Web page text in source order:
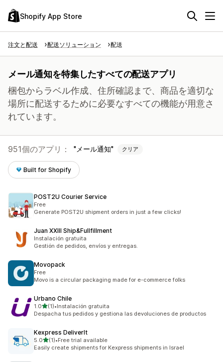
Shopify App Store
注文と配送 配送ソリューション 配送
メール通知を特集したすべての配送アプリ
梱包からラベル作成、住所確認まで、商品を適切な
場所に配送するために必要なすべての機能が用意さ
れています。
951個のアプリ： メール通知 クリア
Built for Shopify
POST2U Courier Service
Free
Generate POST2U shipment orders in just a few clicks!
Juan XXIII Ship&Fullfillment
Instalación gratuita
Gestión de pedidos, envíos y entregas.
Movopack
Free
Movo is a circular packaging made for e-commerce folks
Urbano Chile
1.05つ星中
(1)
合計レビュー数：1件
•Instalación gratuita
Despacha tus pedidos y gestiona las devoluciones de productos
Kexpress DeliverIt
5.05つ星中
(1)
合計レビュー数：1件
•Free trial available
Easily create shipments for Kexpress shipments in Israel